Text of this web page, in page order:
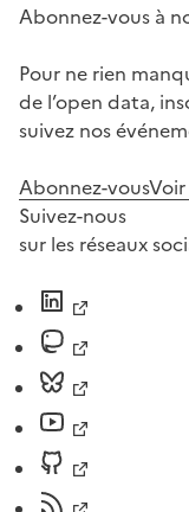
Abonnez-vous à
Pour ne rien
de l’open data,
suivez nos
Abonnez-vous
Suivez-nous
sur les réseaux